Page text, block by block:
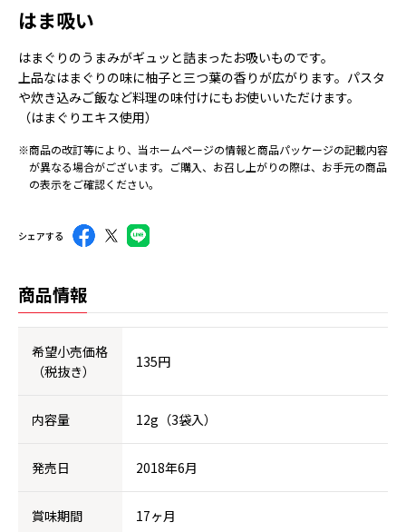
はま吸い
はまぐりのうまみがギュッと詰まったお吸いものです。
上品なはまぐりの味に柚子と三つ葉の香りが広がります。パスタ
や炊き込みご飯など料理の味付けにもお使いいただけます。
（はまぐりエキス使用）
※商品の改訂等により、当ホームページの情報と商品パッケージの記載内容
が異なる場合がございます。ご購入、お召し上がりの際は、お手元の商品
の表示をご確認ください。
シェアする
商品情報
希望小売価格
（税抜き）
135円
内容量 12g（3袋入）
発売日 2018年6月
賞味期間 17ヶ月